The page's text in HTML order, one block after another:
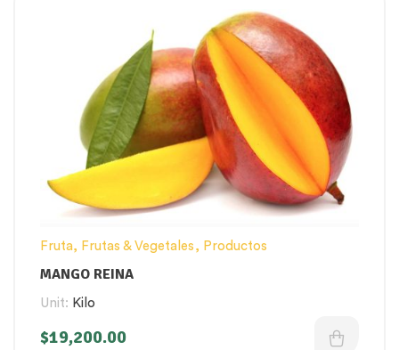
Fruta, Frutas & Vegetales , Productos
MANGO REINA
Unit: Kilo
$19,200.00